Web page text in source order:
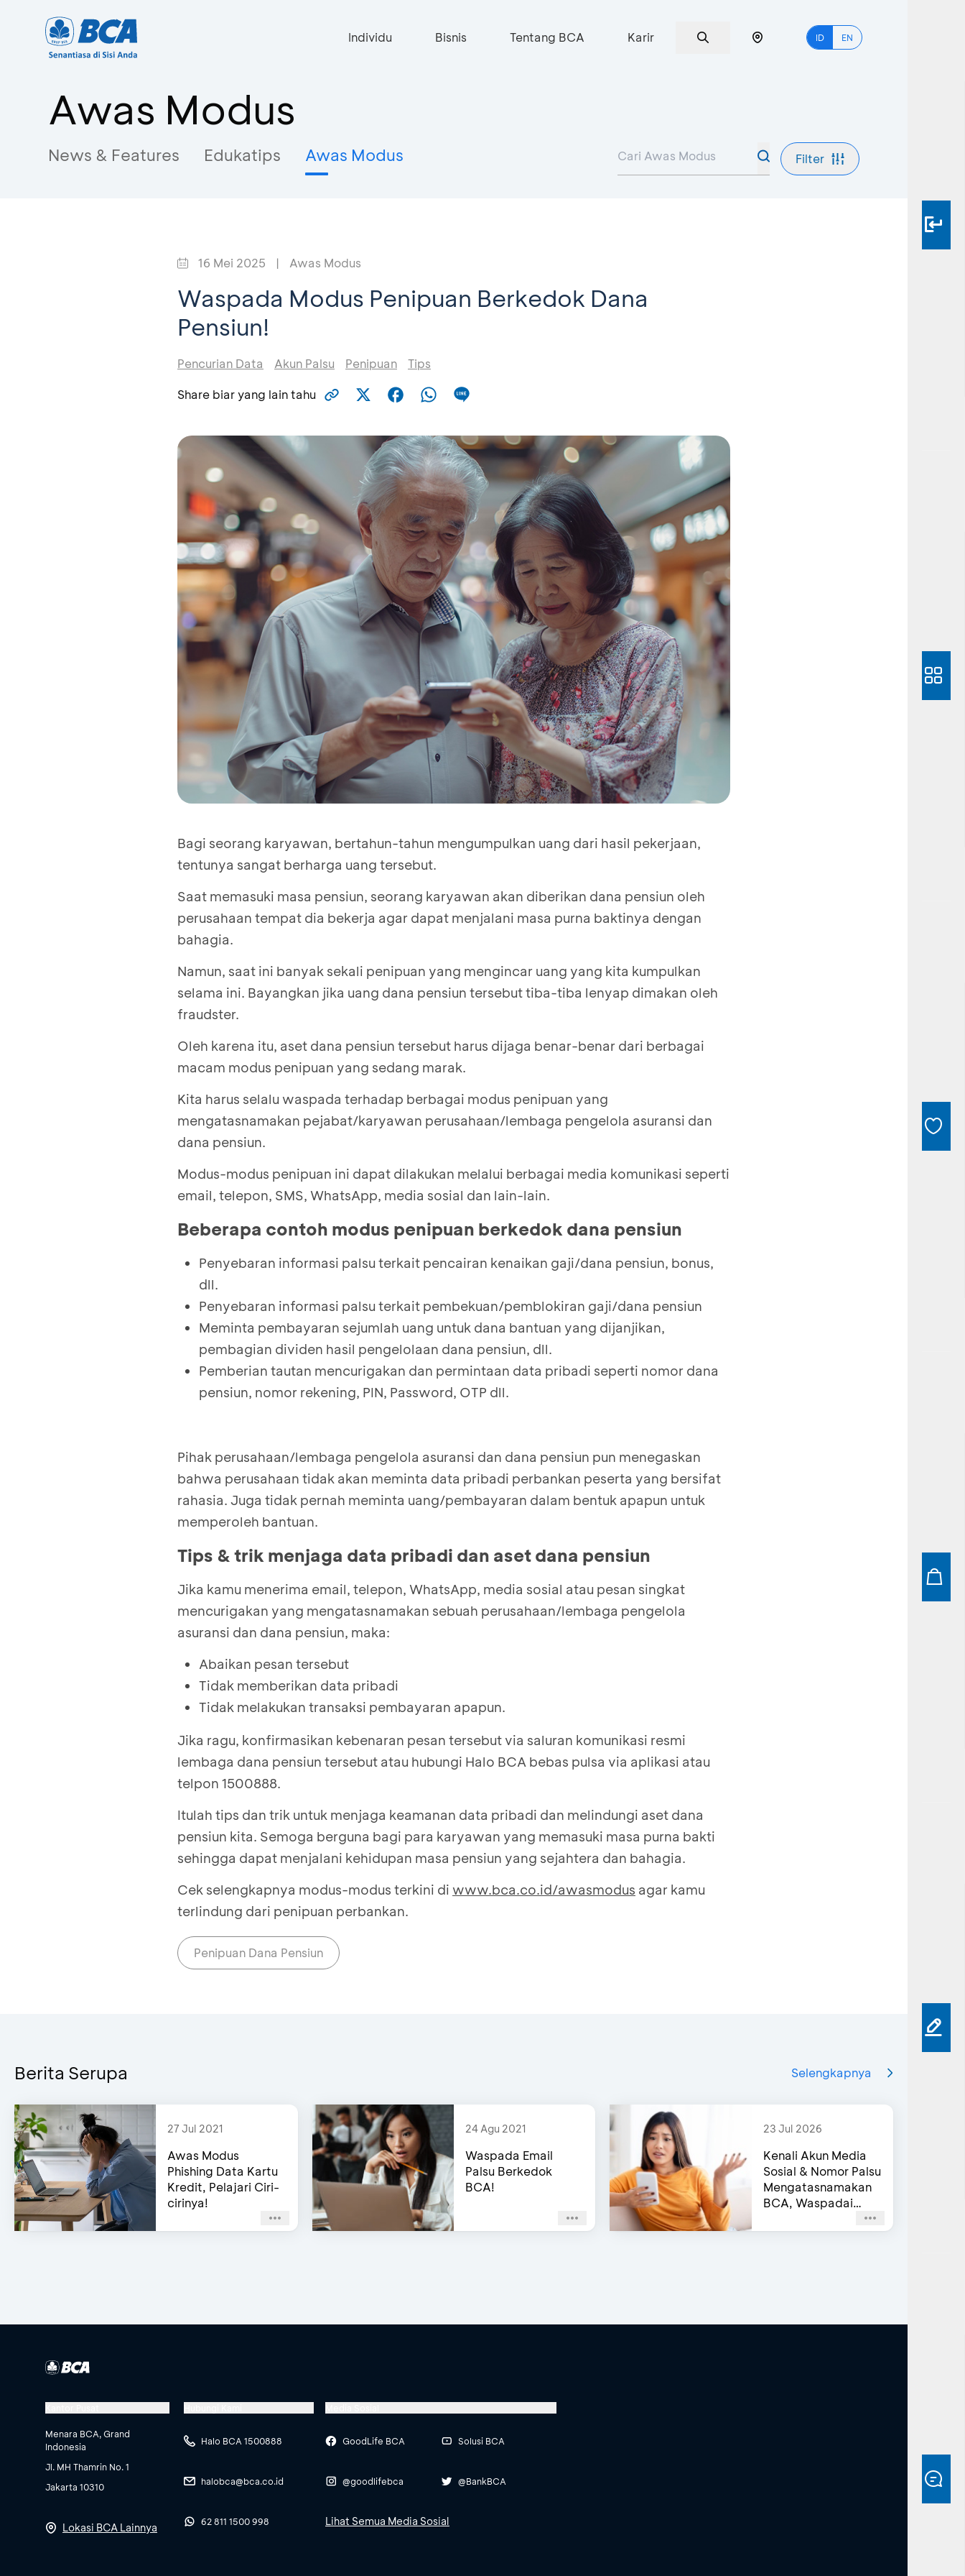
Individu Bisnis Tentang BCA Karir ID EN
Awas Modus
News & Features Edukatips Awas Modus Filter
16 Mei 2025 | Awas Modus
Waspada Modus Penipuan Berkedok Dana
Pensiun!
Pencurian Data Akun Palsu Penipuan Tips
Share biar yang lain tahu
Bagi seorang karyawan, bertahun-tahun mengumpulkan uang dari hasil pekerjaan,
tentunya sangat berharga uang tersebut.
Saat memasuki masa pensiun, seorang karyawan akan diberikan dana pensiun oleh
perusahaan tempat dia bekerja agar dapat menjalani masa purna baktinya dengan
bahagia.
Namun, saat ini banyak sekali penipuan yang mengincar uang yang kita kumpulkan
selama ini. Bayangkan jika uang dana pensiun tersebut tiba-tiba lenyap dimakan oleh
fraudster.
Oleh karena itu, aset dana pensiun tersebut harus dijaga benar-benar dari berbagai
macam modus penipuan yang sedang marak.
Kita harus selalu waspada terhadap berbagai modus penipuan yang
mengatasnamakan pejabat/karyawan perusahaan/lembaga pengelola asuransi dan
dana pensiun.
Modus-modus penipuan ini dapat dilakukan melalui berbagai media komunikasi seperti
email, telepon, SMS, WhatsApp, media sosial dan lain-lain.
Beberapa contoh modus penipuan berkedok dana pensiun
Penyebaran informasi palsu terkait pencairan kenaikan gaji/dana pensiun, bonus,
dll.
Penyebaran informasi palsu terkait pembekuan/pemblokiran gaji/dana pensiun
Meminta pembayaran sejumlah uang untuk dana bantuan yang dijanjikan,
pembagian dividen hasil pengelolaan dana pensiun, dll.
Pemberian tautan mencurigakan dan permintaan data pribadi seperti nomor dana
pensiun, nomor rekening, PIN, Password, OTP dll.
Pihak perusahaan/lembaga pengelola asuransi dan dana pensiun pun menegaskan
bahwa perusahaan tidak akan meminta data pribadi perbankan peserta yang bersifat
rahasia. Juga tidak pernah meminta uang/pembayaran dalam bentuk apapun untuk
memperoleh bantuan.
Tips & trik menjaga data pribadi dan aset dana pensiun
Jika kamu menerima email, telepon, WhatsApp, media sosial atau pesan singkat
mencurigakan yang mengatasnamakan sebuah perusahaan/lembaga pengelola
asuransi dan dana pensiun, maka:
Abaikan pesan tersebut
Tidak memberikan data pribadi
Tidak melakukan transaksi pembayaran apapun.
Jika ragu, konfirmasikan kebenaran pesan tersebut via saluran komunikasi resmi
lembaga dana pensiun tersebut atau hubungi Halo BCA bebas pulsa via aplikasi atau
telpon 1500888.
Itulah tips dan trik untuk menjaga keamanan data pribadi dan melindungi aset dana
pensiun kita. Semoga berguna bagi para karyawan yang memasuki masa purna bakti
sehingga dapat menjalani kehidupan masa pensiun yang sejahtera dan bahagia.
Cek selengkapnya modus-modus terkini di www.bca.co.id/awasmodus agar kamu
terlindung dari penipuan perbankan.
Penipuan Dana Pensiun
Berita Serupa Selengkapnya
27 Jul 2021
Awas Modus
Phishing Data Kartu
Kredit, Pelajari Ciri-
cirinya!
24 Agu 2021
Waspada Email
Palsu Berkedok
BCA!
23 Jul 2026
Kenali Akun Media
Sosial & Nomor Palsu
Mengatasnamakan
BCA, Waspadai
Agar Tidak Terjebak
Penipuan
Menara BCA, Grand
Indonesia
Jl. MH Thamrin No. 1
Jakarta 10310
Lokasi BCA Lainnya
Halo BCA 1500888
halobca@bca.co.id
62 811 1500 998
GoodLife BCA
@goodlifebca
Solusi BCA
@BankBCA
Lihat Semua Media Sosial